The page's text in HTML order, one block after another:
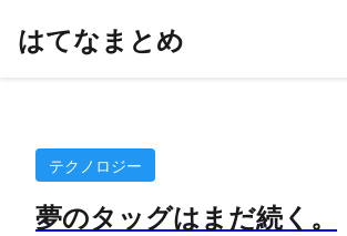
はてなまとめ
テクノロジー
夢のタッグはまだ続く。